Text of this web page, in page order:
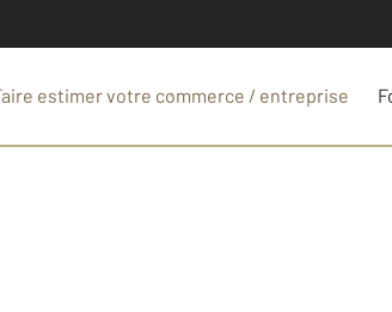
Faire estimer votre commerce / entreprise